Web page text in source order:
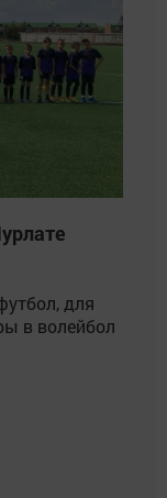
для
в волейбол